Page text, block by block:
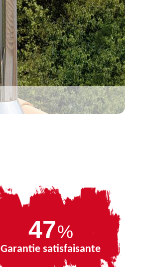
67%
Garantie satisfaisante